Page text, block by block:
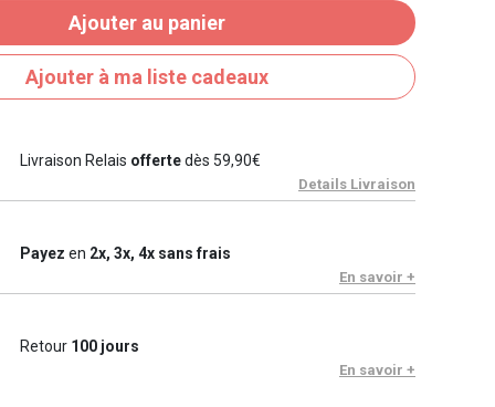
Ajouter au panier
Ajouter à ma liste cadeaux
Livraison Relais offertedès 59,90€
Details Livraison
Payez en 2x, 3x, 4x sans frais
En savoir +
Retour 100 jours
En savoir +